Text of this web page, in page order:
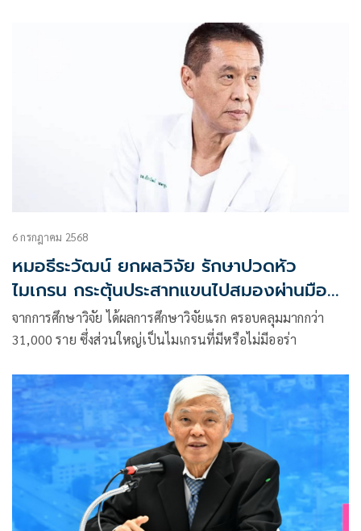
อาจทำให้เสียชีวิตได้ จากโรค ไข้สูงเกล็ดเลือดต่ำ (SFTS)
6 กรกฎาคม 2568
หมอธีระวัฒน์ ยกผลวิจัย รักษาปวดหัว
ไมเกรน กระตุ้นประสาทแขนไปสมองผ่านมือ
ถือ
จากการศึกษาวิจัย ได้ผลการศึกษาวิจัยแรก ครอบคลุมมากกว่า
31,000 ราย ซึ่งส่วนใหญ่เป็นไมเกรนที่มีหรือไม่มีออร่า